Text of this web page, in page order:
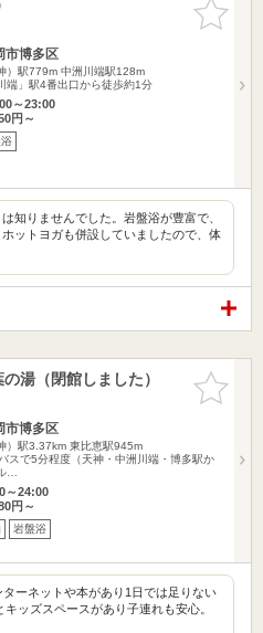
お気に入
りに追加
市博多区
）駅779m 中洲川端駅128m
端」駅4番出口から徒歩約1分
～23:00
円～
知りませんでした。岩盤浴が豊富で、
ットヨガも併設していましたので、体
お気に入
りに追加
湯（閉館しました）
市博多区
）駅3.37km 東比恵駅945m
スで5分程度（天神・中洲川端・博多駅か
…
～24:00
円～
岩盤浴
ーネットや本があり1日では足りない
キッズスペースがあり子連れも安心。